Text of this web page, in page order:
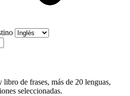
de frases, más de 20 lenguas,
seleccionadas.